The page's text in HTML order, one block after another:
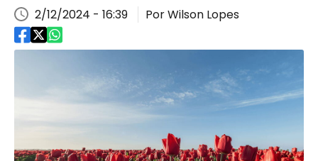
2/12/2024 - 16:39 Por Wilson Lopes